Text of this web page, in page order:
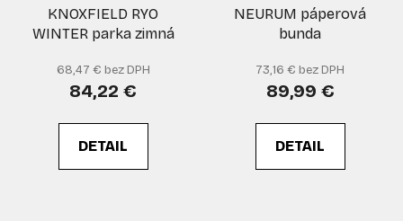
KNOXFIELD RYO
WINTER parka zimná
68,47 € bez DPH
84,22 €
DETAIL
NEURUM páperová
bunda
73,16 € bez DPH
89,99 €
DETAIL